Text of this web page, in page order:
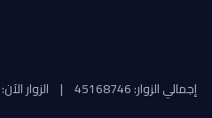
إجمالي الزوار: 45168746 | الزوار الآن: 2603